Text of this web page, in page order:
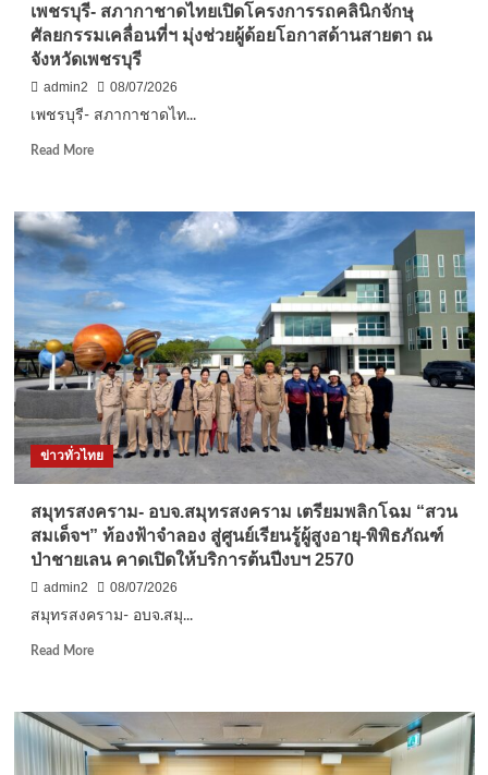
พัง
เสีย
หาย
หลาย
บาท
เพชรบุรี- สภากาชาดไทยเปิดโครงการรถคลินิกจักษุ
ศัลยกรรมเคลื่อนที่ฯ มุ่งช่วยผู้ด้อยโอกาสด้านสายตา ณ
จังหวัดเพชรบุรี
admin2
08/07/2026
เพชรบุรี- สภากาชาดไท...
Read MoreRead
เพชรบุรี-
สภากาชาดไทย
เปิด
โครงการ
รถ
คลินิก
จักษุ
ศัลยกรรม
เคลื่อน
ที่ฯ
มุ่ง
ช่วย
ผู้
ด้าน
สายตา
ณ
จังหวัด
ข่าวทั่วไทย
สมุทรสงคราม- อบจ.สมุทรสงคราม เตรียมพลิกโฉม “สวน
สมเด็จฯ” ท้องฟ้าจำลอง สู่ศูนย์เรียนรู้ผู้สูงอายุ-พิพิธภัณฑ์
ป่าชายเลน คาดเปิดให้บริการต้นปีงบฯ 2570
admin2
08/07/2026
สมุทรสงคราม- อบจ.สมุ...
Read MoreRead
สมุทรสงคราม-
อบจ.สมุทรสงคราม
เตรียม
พลิก